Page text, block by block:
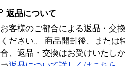
返品について
お客様のご都合による返品・交
ください。 商品開封後、または
合、返品・交換はお受けいたし